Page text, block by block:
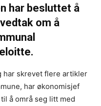
har besluttet å
om å
har skrevet flere artikler
har økonomisjef
å områ seg litt med